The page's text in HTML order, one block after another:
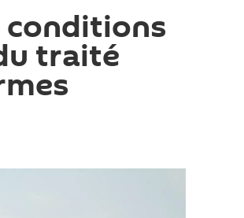
conditions
traité